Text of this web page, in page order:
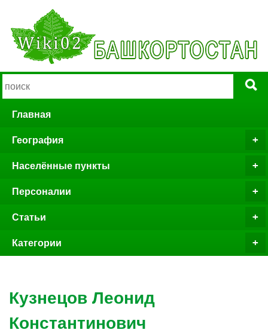
Главная
География
Населённые пункты
Персоналии
Статьи
Категории
Кузнецов Леонид
Константинович